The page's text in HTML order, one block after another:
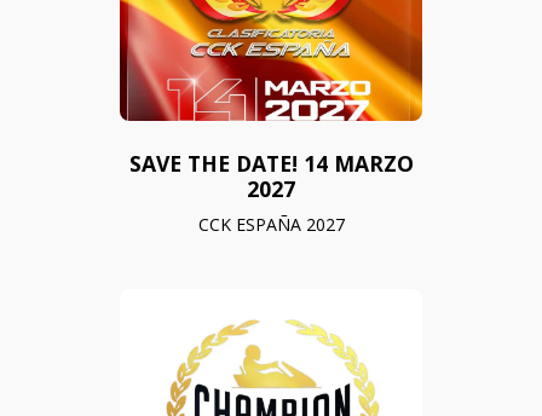
SAVE THE DATE! 14 MARZO
2027
CCK ESPAÑA 2027